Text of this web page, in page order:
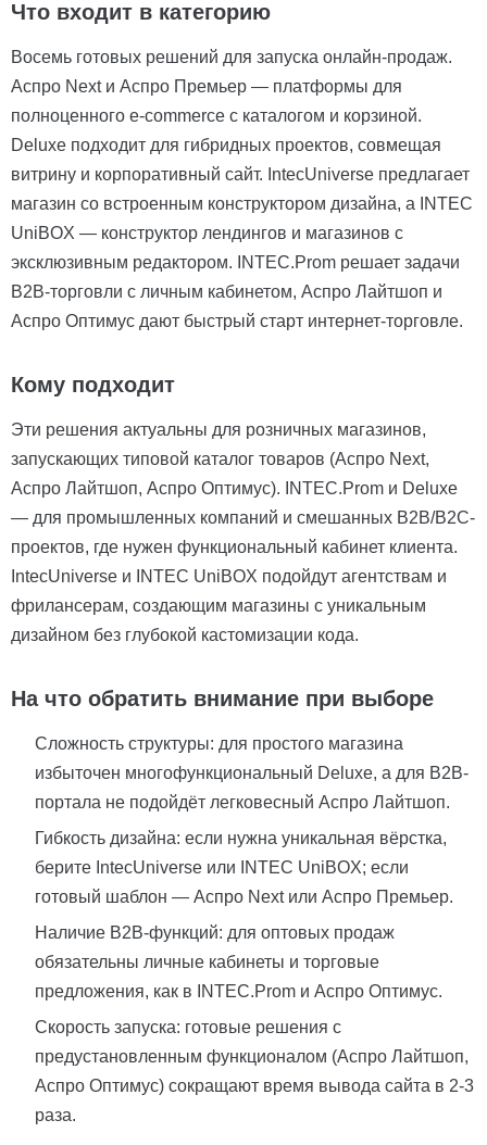
Что входит в категорию
Восемь готовых решений для запуска онлайн-продаж.
Аспро Next и Аспро Премьер — платформы для
полноценного e-commerce с каталогом и корзиной.
Deluxe подходит для гибридных проектов, совмещая
витрину и корпоративный сайт. IntecUniverse предлагает
магазин со встроенным конструктором дизайна, а INTEC
UniBOX — конструктор лендингов и магазинов с
эксклюзивным редактором. INTEC.Prom решает задачи
B2B-торговли с личным кабинетом, Аспро Лайтшоп и
Аспро Оптимус дают быстрый старт интернет-торговле.
Кому подходит
Эти решения актуальны для розничных магазинов,
запускающих типовой каталог товаров (Аспро Next,
Аспро Лайтшоп, Аспро Оптимус). INTEC.Prom и Deluxe
— для промышленных компаний и смешанных B2B/B2C-
проектов, где нужен функциональный кабинет клиента.
IntecUniverse и INTEC UniBOX подойдут агентствам и
фрилансерам, создающим магазины с уникальным
дизайном без глубокой кастомизации кода.
На что обратить внимание при выборе
Сложность структуры: для простого магазина
избыточен многофункциональный Deluxe, а для B2B-
портала не подойдёт легковесный Аспро Лайтшоп.
Гибкость дизайна: если нужна уникальная вёрстка,
берите IntecUniverse или INTEC UniBOX; если
готовый шаблон — Аспро Next или Аспро Премьер.
Наличие B2B-функций: для оптовых продаж
обязательны личные кабинеты и торговые
предложения, как в INTEC.Prom и Аспро Оптимус.
Скорость запуска: готовые решения с
предустановленным функционалом (Аспро Лайтшоп,
Аспро Оптимус) сокращают время вывода сайта в 2-3
раза.